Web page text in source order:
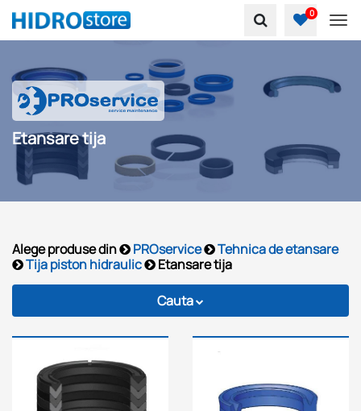
0
Etansare tija
Alege produse din PROservice
Tehnica de etansare
Tija piston hidraulic
Etansare tija
Cauta